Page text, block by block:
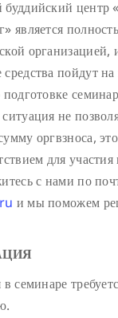
центр
является
организацией,
пойдут
подготовке
не
оргвзноса,
для участия
с нами по
и мы поможем
семинаре